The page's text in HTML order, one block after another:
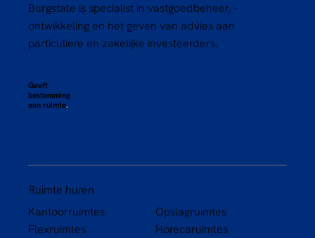
Burgstate is specialist in vastgoedbeheer, -
ontwikkeling en het geven van advies aan
particuliere en zakelijke investeerders.
Geeft
bestemming
aan ruimte.
Ruimte huren
Kantoorruimtes
Flexruimtes
Opslagruimtes
Horecaruimtes